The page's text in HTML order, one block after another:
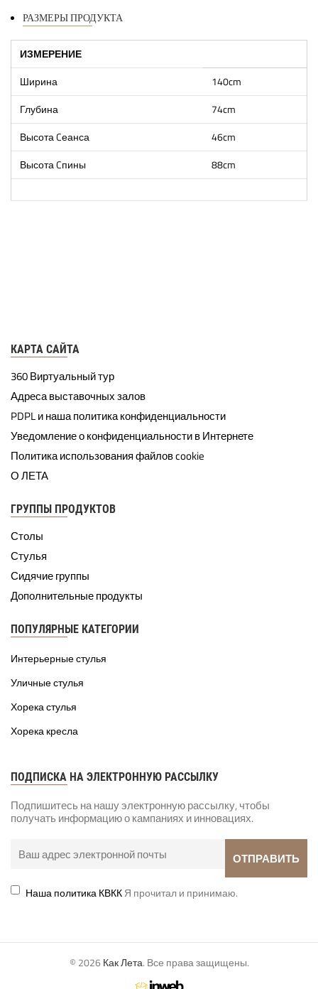
РАЗМЕРЫ ПРОДУКТА
ИЗМЕРЕНИЕ
Ширина
140cm
Глубина
74cm
Высота Cеанса
46cm
Высота Cпины
88cm
КАРТА САЙТА
360 Виртуальный тур
Адреса выставочных залов
PDPL и наша политика конфиденциальности
Уведомление о конфиденциальности в Интернете
Политика использования файлов cookie
О ЛЕТА
ГРУППЫ ПРОДУКТОВ
Столы
Стулья
Сидячие группы
Дополнительные продукты
ПОПУЛЯРНЫЕ КАТЕГОРИИ
Интерьерные стулья
Уличные стулья
Хорека стулья
Хорека кресла
ПОДПИСКА НА ЭЛЕКТРОННУЮ РАССЫЛКУ
Подпишитесь на нашу электронную рассылку, чтобы
получать информацию о кампаниях и инновациях.
Наша политика КВККЯ прочитал и принимаю.
© 2026 Как Лета. Все права защищены.